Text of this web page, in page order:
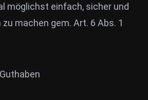
möglichst einfach, sicher und
machen gem. Art. 6 Abs. 1